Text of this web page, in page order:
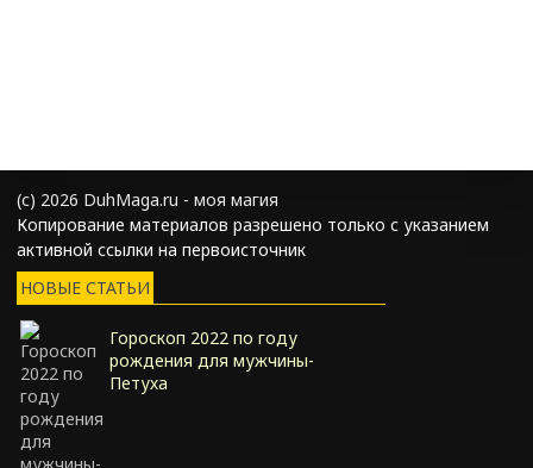
(с) 2026 DuhMaga.ru - моя магия
Копирование материалов разрешено только с указанием
активной ссылки на первоисточник
НОВЫЕ СТАТЬИ
Гороскоп 2022 по году
рождения для мужчины-
Петуха